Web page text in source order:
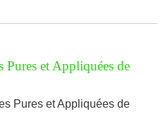
Pures et Appliquées de
Pures et Appliquées de